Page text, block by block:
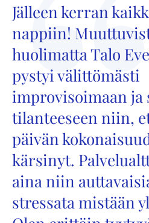
Jälleen kerran
nappiin!
huolimatta Talo
pystyi välittömästi
improvisoimaan ja
tilanteeseen niin,
päivän
kärsinyt.
aina niin
stressata mistään